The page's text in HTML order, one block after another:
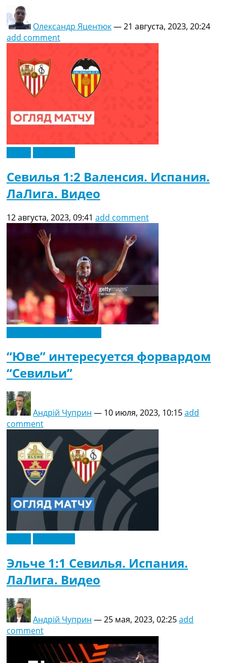
Олександр Яцентюк—21 августа, 2023, 20:24
add comment
Севилья 1:2 Валенсия. Испания.
ЛаЛига. Видео
12 августа, 2023, 09:41 add comment
“Юве” интересуется форвардом
“Севильи”
Андрій Чуприн — 10 июля, 2023, 10:15add
comment
Эльче 1:1 Севилья. Испания.
ЛаЛига. Видео
Андрій Чуприн —25 мая, 2023, 02:25add
comment